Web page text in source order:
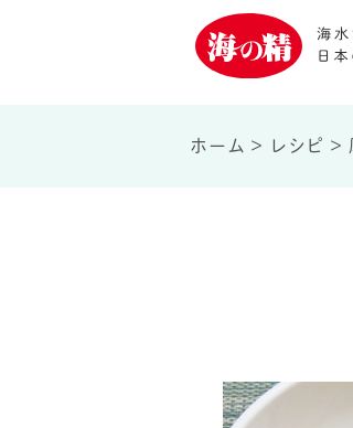
ホーム > レシピ >